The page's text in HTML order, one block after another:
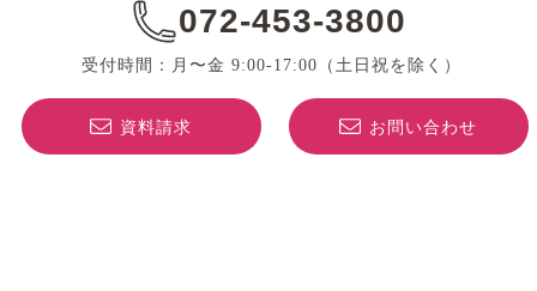
072-453-3800
受付時間：月〜金 9:00-17:00 （土日祝を除く）
資料請求 お問い合わせ